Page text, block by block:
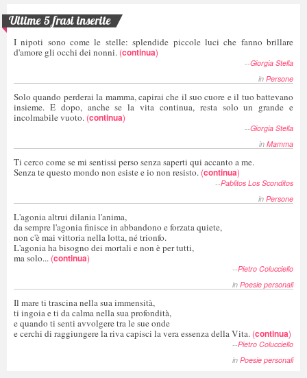
Ultime 5 frasi inserite
I nipoti sono come le stelle: splendide piccole luci che fanno brillare
d'amore gli occhi dei nonni. (continua)
--Giorgia Stella
in Persone
Solo quando perderai la mamma, capirai che il suo cuore e il tuo battevano
insieme. E dopo, anche se la vita continua, resta solo un grande e
incolmabile vuoto. (continua)
--Giorgia Stella
in Mamma
Ti cerco come se mi sentissi perso senza saperti qui accanto a me.
Senza te questo mondo non esiste e io non resisto. (continua)
--Pablitos Los Sconditos
in Persone
L'agonia altrui dilania l'anima,
da sempre l'agonia finisce in abbandono e forzata quiete,
non c'è mai vittoria nella lotta, né trionfo.
L'agonia ha bisogno dei mortali e non è per tutti,
ma solo... (continua)
--Pietro Colucciello
in Poesie personali
Il mare ti trascina nella sua immensità,
ti ingoia e ti da calma nella sua profondità,
e quando ti senti avvolgere tra le sue onde
e cerchi di raggiungere la riva capisci la vera essenza della Vita. (continua)
--Pietro Colucciello
in Poesie personali